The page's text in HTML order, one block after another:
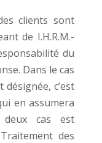
clients sont
de I.H.R.M.-
du
Dans le cas
c’est
en assumera
deux cas est
des